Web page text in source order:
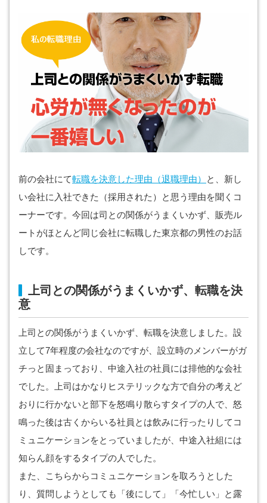
前の会社にて転職を決意した理由（退職理由）
と、新し
い会社に入社できた（採用された）と思う理由を聞くコ
ーナーです。今回は司との関係がうまくいかず、販売ル
ートがほとんど同じ会社に転職した東京都の男性のお話
しです。
上司との関係がうまくいかず、転職を決
意
上司との関係がうまくいかず、転職を決意しました。設
立して7年程度の会社なのですが、設立時のメンバーがガ
チっと固まっており、中途入社の社員には排他的な会社
でした。上司はかなりヒステリックな方で自分の考えど
おりに行かないと部下を怒鳴り散らすタイプの人で、怒
鳴った後は古くからいる社員とは飲みに行ったりしてコ
ミュニケーションをとっていましたが、中途入社組には
知らん顔をするタイプの人でした。
また、こちらからコミュニケーションを取ろうとした
り、質問しようとしても「後にして」「今忙しい」と露